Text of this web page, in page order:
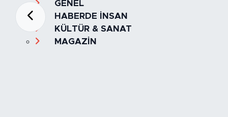
GENEL
HABERDE İNSAN
KÜLTÜR & SANAT
MAGAZİN